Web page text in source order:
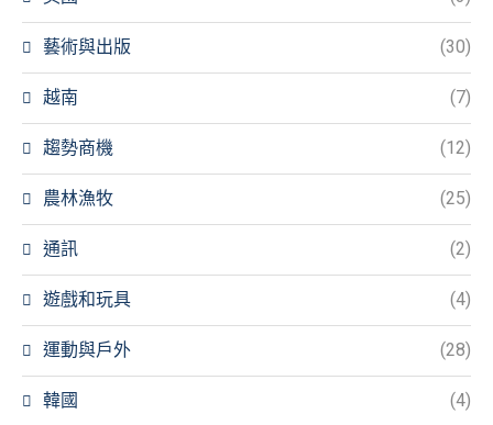
藝術與出版 (30)
越南 (7)
趨勢商機 (12)
農林漁牧 (25)
通訊 (2)
遊戲和玩具 (4)
運動與戶外 (28)
韓國 (4)